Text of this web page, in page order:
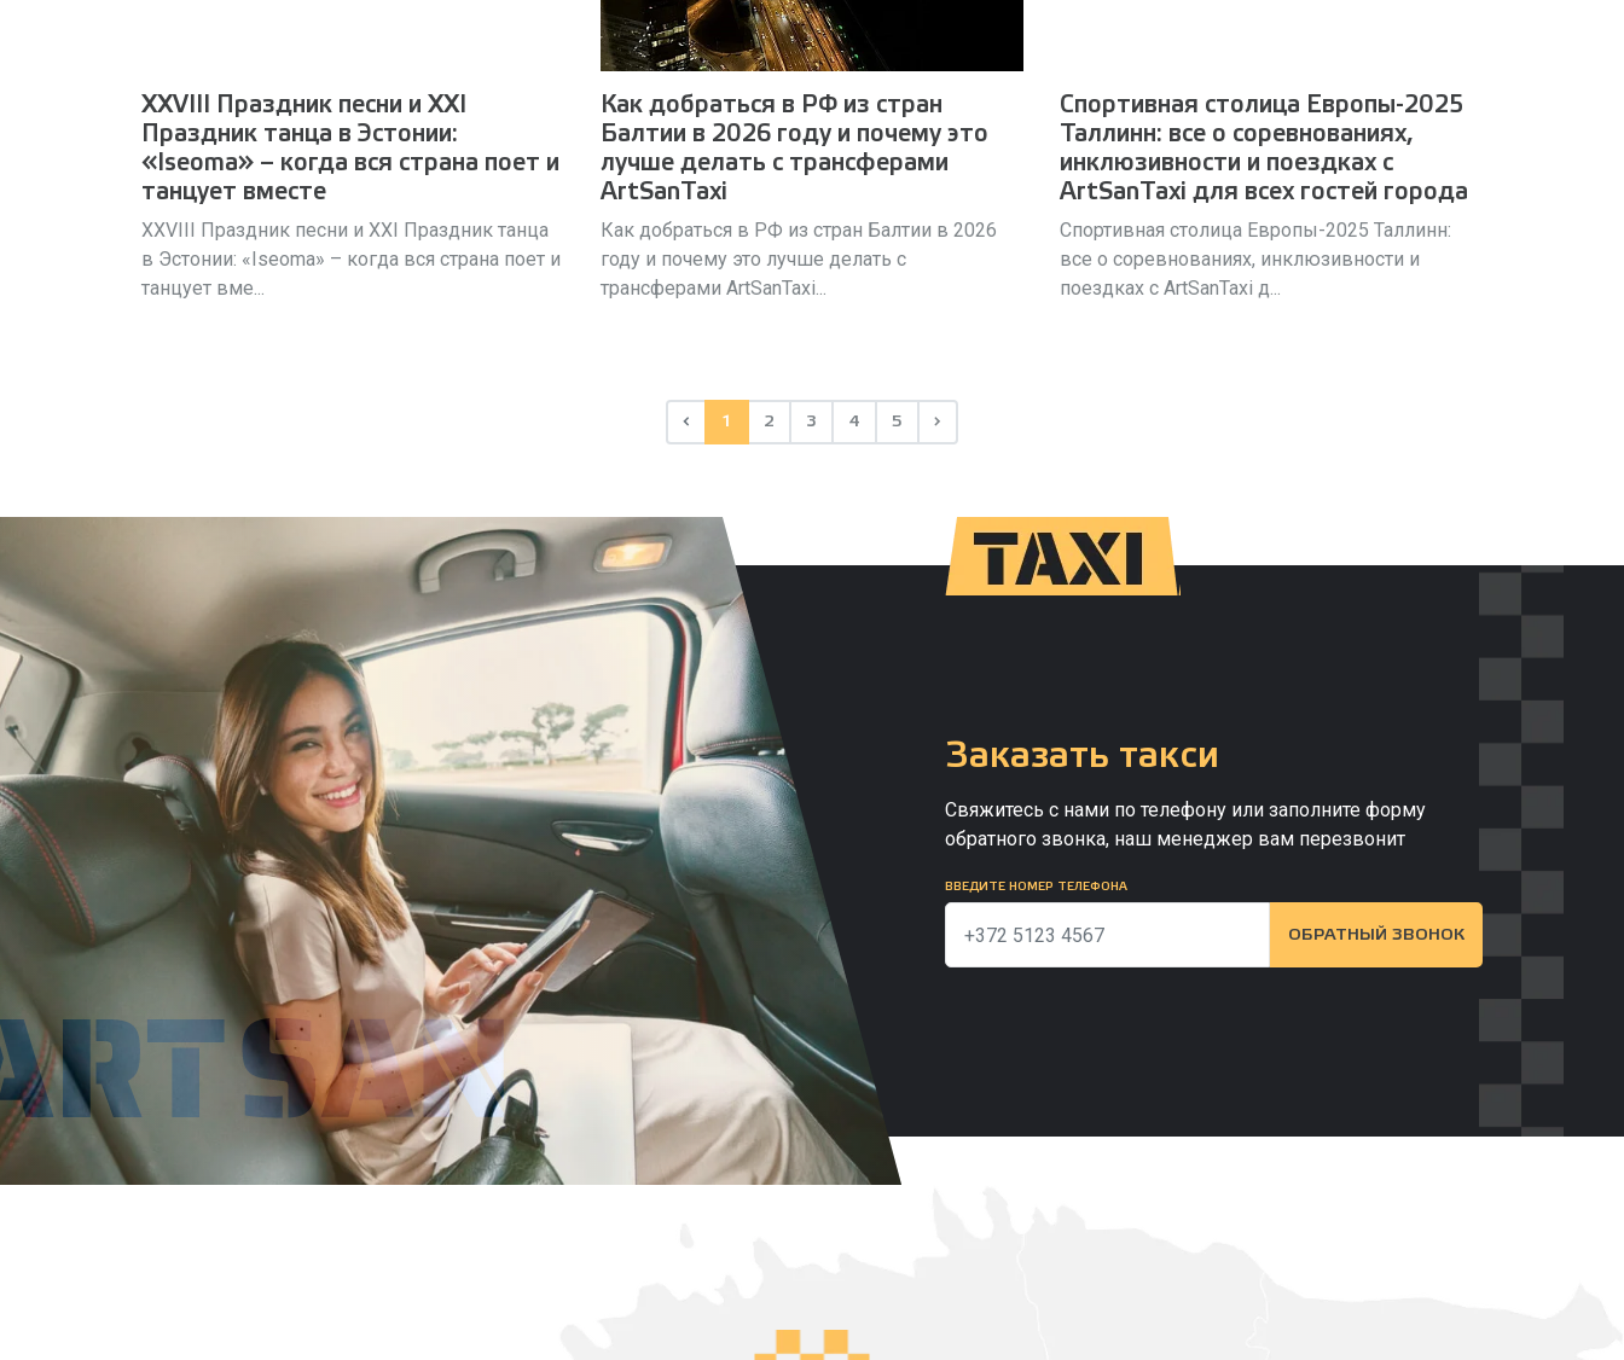
XXVIII Праздник песни и XXI
Праздник танца в Эстонии:
«Iseoma» – когда вся страна поет и
танцует вместе
XXVIII Праздник песни и XXI Праздник танца
в Эстонии: «Iseoma» – когда вся страна поет и
танцует вме...
Как добраться в РФ из стран
Балтии в 2026 году и почему это
лучше делать с трансферами
ArtSanTaxi
Как добраться в РФ из стран Балтии в 2026
году и почему это лучше делать с
трансферами ArtSanTaxi...
Спортивная столица Европы-2025
Таллинн: все о соревнованиях,
инклюзивности и поездках с
ArtSanTaxi для всех гостей города
Спортивная столица Европы-2025 Таллинн:
все о соревнованиях, инклюзивности и
поездках с ArtSanTaxi д...
‹ 1 2 3 4 5 ›
Заказать такси
Свяжитесь с нами по телефону или заполните форму
обратного звонка, наш менеджер вам перезвонит
ВВЕДИТЕ НОМЕР ТЕЛЕФОНА
ОБРАТНЫЙ ЗВОНОК